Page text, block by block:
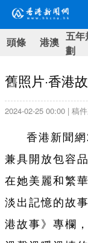
頭條 港澳 五年
劃
舊照片·香港
2024-02-25 00:00 | 稿
香港新聞
兼具開放包容
在她美麗和繁
淡出記憶的故
港故事》專欄